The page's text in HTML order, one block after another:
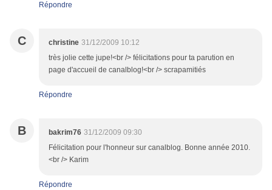
Répondre
C christine 31/12/2009 10:12
très jolie cette jupe!<br /> félicitations pour ta parution en
page d'accueil de canalblog!<br /> scrapamitiés
Répondre
B bakrim76 31/12/2009 09:30
Félicitation pour l'honneur sur canalblog. Bonne année 2010.
<br /> Karim
Répondre